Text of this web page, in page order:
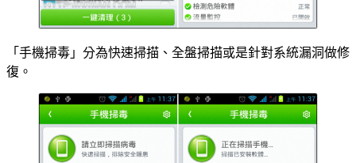
「手機掃毒」分為快速掃描、全盤掃描或是針對系統漏洞做修
復。